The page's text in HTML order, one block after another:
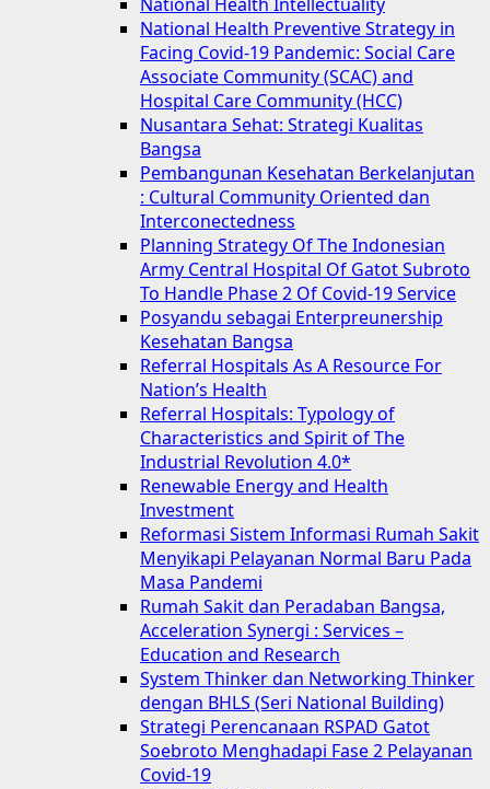
National Health Preventive Strategy in
Facing Covid-19 Pandemic: Social Care
Associate Community (SCAC) and
Hospital Care Community (HCC)
Nusantara Sehat: Strategi Kualitas
Bangsa
Pembangunan Kesehatan Berkelanjutan
: Cultural Community Oriented dan
Interconectedness
Planning Strategy Of The Indonesian
Army Central Hospital Of Gatot Subroto
To Handle Phase 2 Of Covid-19 Service
Posyandu sebagai Enterpreunership
Kesehatan Bangsa
Referral Hospitals As A Resource For
Nation’s Health
Referral Hospitals: Typology of
Characteristics and Spirit of The
Industrial Revolution 4.0*
Renewable Energy and Health
Investment
Reformasi Sistem Informasi Rumah Sakit
Menyikapi Pelayanan Normal Baru Pada
Masa Pandemi
Rumah Sakit dan Peradaban Bangsa,
Acceleration Synergi : Services –
Education and Research
System Thinker dan Networking Thinker
dengan BHLS (Seri National Building)
Strategi Perencanaan RSPAD Gatot
Soebroto Menghadapi Fase 2 Pelayanan
Covid-19